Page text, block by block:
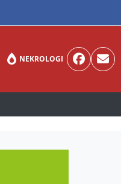
NEKROLOGI